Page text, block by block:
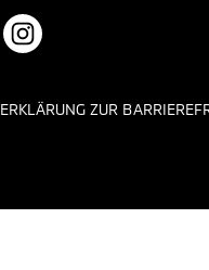
ERKLÄRUNG ZUR